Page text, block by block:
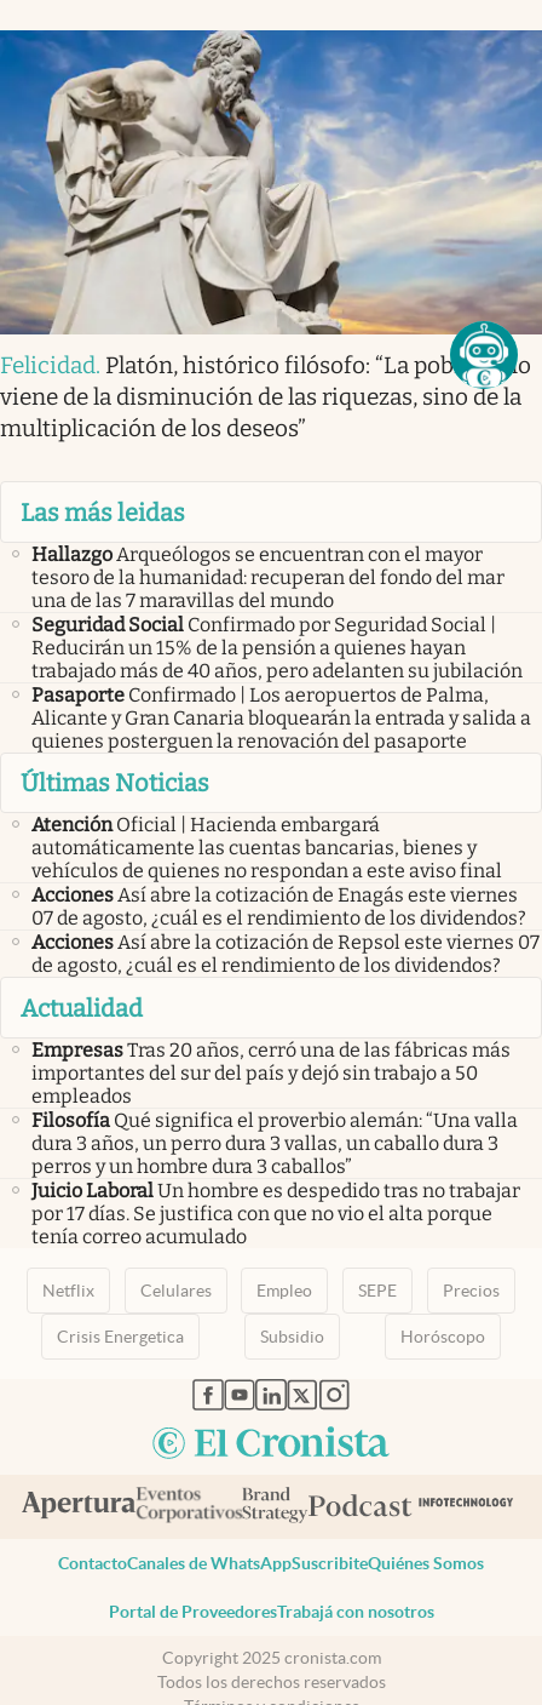
Felicidad. Platón, histórico filósofo: “La pobreza no
viene de la disminución de las riquezas, sino de la
multiplicación de los deseos”
Las más leidas
HallazgoArqueólogos se encuentran con el mayor
tesoro de la humanidad: recuperan del fondo del mar
una de las 7 maravillas del mundo
Seguridad Social Confirmado por Seguridad Social |
Reducirán un 15% de la pensión a quienes hayan
trabajado más de 40 años, pero adelanten su jubilación
Pasaporte Confirmado | Los aeropuertos de Palma,
Alicante y Gran Canaria bloquearán la entrada y salida a
quienes posterguen la renovación del pasaporte
Últimas Noticias
Atención Oficial | Hacienda embargará
automáticamente las cuentas bancarias, bienes y
vehículos de quienes no respondan a este aviso final
AccionesAsí abre la cotización de Enagás este viernes
07 de agosto, ¿cuál es el rendimiento de los dividendos?
AccionesAsí abre la cotización de Repsol este viernes 07
de agosto, ¿cuál es el rendimiento de los dividendos?
Actualidad
EmpresasTras 20 años, cerró una de las fábricas más
importantes del sur del país y dejó sin trabajo a 50
empleados
Filosofía Qué significa el proverbio alemán: “Una valla
dura 3 años, un perro dura 3 vallas, un caballo dura 3
perros y un hombre dura 3 caballos”
Juicio LaboralUn hombre es despedido tras no trabajar
por 17 días. Se justifica con que no vio el alta porque
tenía correo acumulado
Netflix Celulares Empleo SEPE Precios
Crisis Energetica Subsidio Horóscopo
abre en nueva pestaña
abre en nueva pestaña
abre en nueva pestaña
abre en nueva pestaña
abre en nueva pestaña
ContactoCanales de WhatsAppSuscribiteQuiénes Somos
Portal de ProveedoresTrabajá con nosotros
Copyright 2025 cronista.com
Todos los derechos reservados